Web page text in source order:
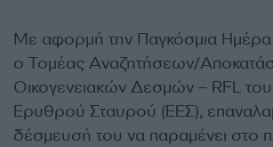
Με αφορμή την Παγκόσμια
ο Τομέας Αναζητήσεων/
Οικογενειακών Δεσμών – RFL του
Ερυθρού Σταυρού (ΕΕΣ),
δέσμευσή του να παραμένει στο